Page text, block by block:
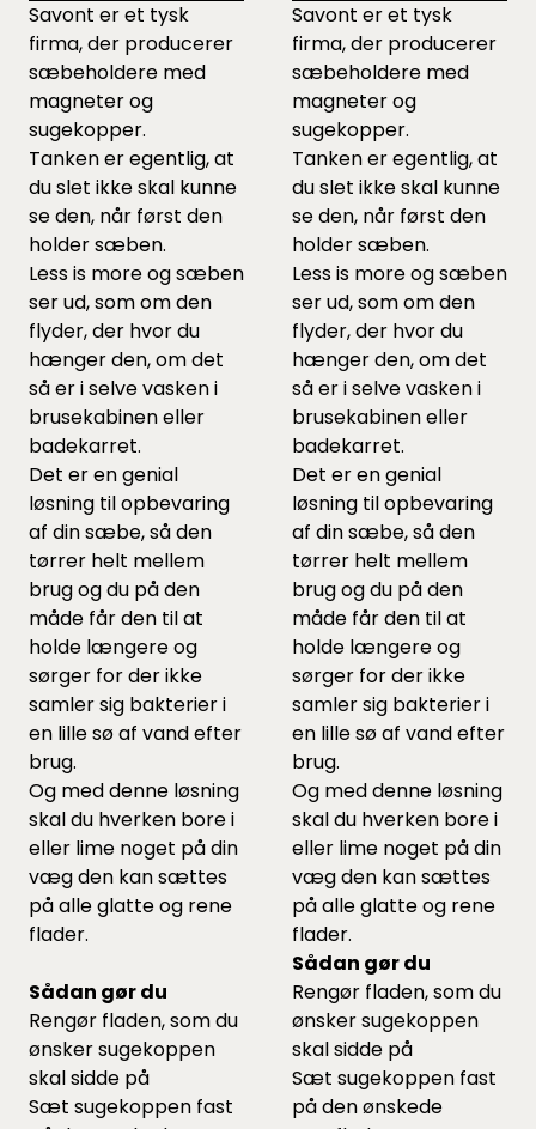
Savont er et tysk
firma, der producerer
sæbeholdere med
magneter og
sugekopper.
Tanken er egentlig, at
du slet ikke skal kunne
se den, når først den
holder sæben.
Less is more og sæben
ser ud, som om den
flyder, der hvor du
hænger den, om det
så er i selve vasken i
brusekabinen eller
badekarret.
Det er en genial
løsning til opbevaring
af din sæbe, så den
tørrer helt mellem
brug og du på den
måde får den til at
holde længere og
sørger for der ikke
samler sig bakterier i
en lille sø af vand efter
brug.
Og med denne løsning
skal du hverken bore i
eller lime noget på din
væg den kan sættes
på alle glatte og rene
flader.
Sådan gør du
Rengør fladen, som du
ønsker sugekoppen
skal sidde på
Sæt sugekoppen fast
Savont er et tysk
firma, der producerer
sæbeholdere med
magneter og
sugekopper.
Tanken er egentlig, at
du slet ikke skal kunne
se den, når først den
holder sæben.
Less is more og sæben
ser ud, som om den
flyder, der hvor du
hænger den, om det
så er i selve vasken i
brusekabinen eller
badekarret.
Det er en genial
løsning til opbevaring
af din sæbe, så den
tørrer helt mellem
brug og du på den
måde får den til at
holde længere og
sørger for der ikke
samler sig bakterier i
en lille sø af vand efter
brug.
Og med denne løsning
skal du hverken bore i
eller lime noget på din
væg den kan sættes
på alle glatte og rene
flader.
Sådan gør du
Rengør fladen, som du
ønsker sugekoppen
skal sidde på
Sæt sugekoppen fast
på den ønskede